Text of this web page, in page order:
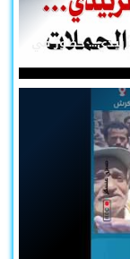
حضورٌ في